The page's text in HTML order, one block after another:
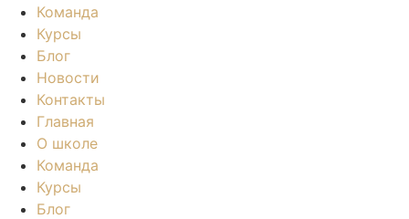
Команда
Курсы
Блог
Новости
Контакты
Главная
О школе
Команда
Курсы
Блог